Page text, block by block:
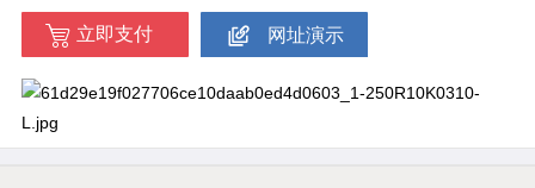
立即支付 网址演示